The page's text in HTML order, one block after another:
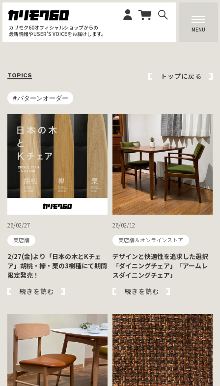
カリモク60オフィシャルショップからの
最新情報やUSER’S VOICEをお届けします。
MENU
TOPICS トップに戻る
#パターンオーダー
26/02/27
実店舗
2/27(金)より「日本の木とKチェ
ア」胡桃・欅・栗の3樹種にて期間
限定発売！
続きを読む
26/02/12
実店舗＆オンラインストア
デザインと快適性を追求した選択
「ダイニングチェア」「アームレ
スダイニングチェア」
続きを読む